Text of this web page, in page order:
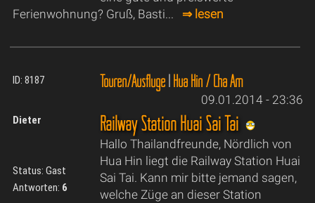
Ferienwohnung? Gruß, Basti... ⇒ lesen
ID: 8187 Touren/Ausflüge|Hua Hin / Cha Am
09.01.2014 - 23:36
Dieter
Status: Gast
Antworten: 6
Railway Station Huai Sai Tai
Hallo Thailandfreunde, Nördlich von
Hua Hin liegt die Railway Station Huai
Sai Tai. Kann mir bitte jemand sagen,
welche Züge an dieser Station